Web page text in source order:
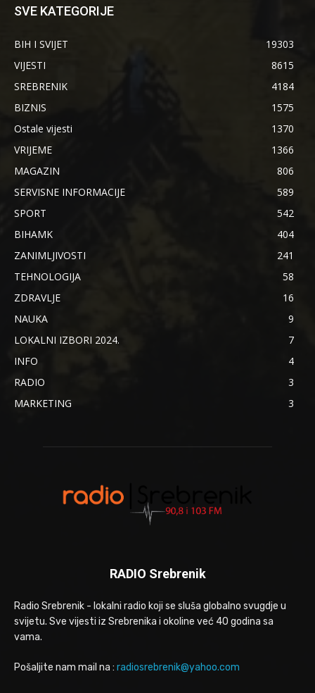
SVE KATEGORIJE
BIH I SVIJET
19303
VIJESTI
8615
SREBRENIK
4184
BIZNIS
1575
Ostale vijesti
1370
VRIJEME
1366
MAGAZIN
806
SERVISNE INFORMACIJE
589
SPORT
542
BIHAMK
404
ZANIMLJIVOSTI
241
TEHNOLOGIJA
58
ZDRAVLJE
16
NAUKA
9
LOKALNI IZBORI 2024.
7
INFO
4
RADIO
3
MARKETING
3
RADIO Srebrenik
Radio Srebrenik - lokalni radio koji se sluša globalno svugdje u
svijetu. Sve vijesti iz Srebrenika i okoline već 40 godina sa
vama.
Pošaljite nam mail na : radiosrebrenik@yahoo.com